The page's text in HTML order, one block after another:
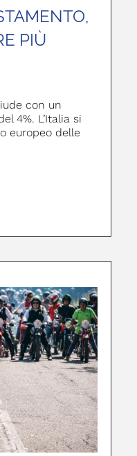
PIÙ
con un
4%. L’Italia si
europeo delle